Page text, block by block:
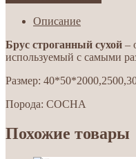
Описание
Брус строганный сухой –
используемый с самыми
Размер:
Порода: СОСНА
Похожие товары